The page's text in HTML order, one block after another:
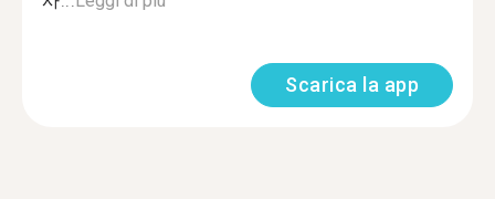
Scarica la app